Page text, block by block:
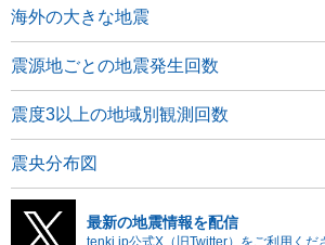
海外の大きな地震
震源地ごとの地震発生回数
震度3以上の地域別観測回数
震央分布図
最新の地震情報を配信
tenki.jp公式X（旧Twitter）をご利用くだ